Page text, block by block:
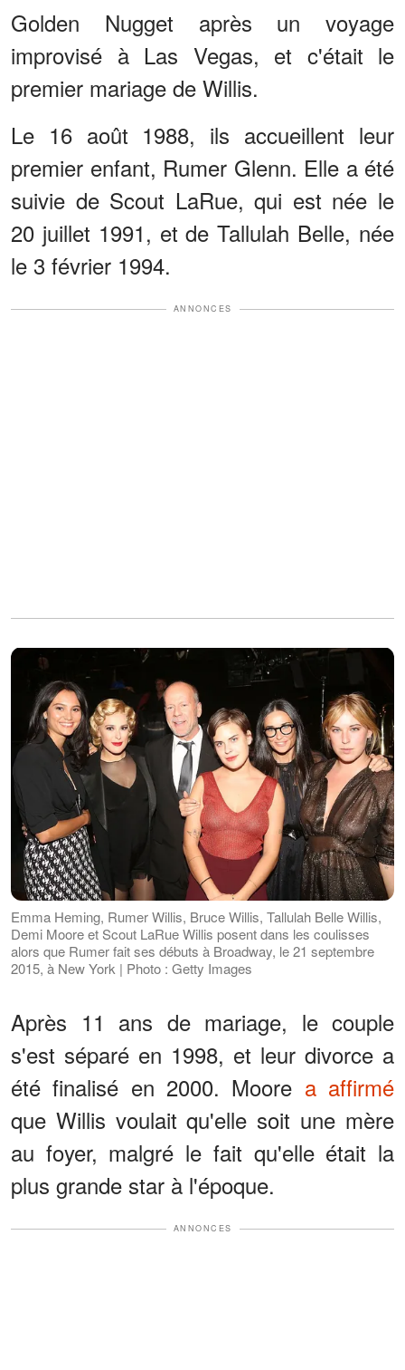
Golden Nugget après un voyage
improvisé à Las Vegas, et c'était le
premier mariage de Willis.
Le 16 août 1988, ils accueillent leur
premier enfant, Rumer Glenn. Elle a été
suivie de Scout LaRue, qui est née le
20 juillet 1991, et de Tallulah Belle, née
le 3 février 1994.
ANNONCES
Emma Heming, Rumer Willis, Bruce Willis, Tallulah Belle Willis,
Demi Moore et Scout LaRue Willis posent dans les coulisses
alors que Rumer fait ses débuts à Broadway, le 21 septembre
2015, à New York | Photo : Getty Images
Après 11 ans de mariage, le couple
s'est séparé en 1998, et leur divorce a
été finalisé en 2000. Moore a affirmé
que Willis voulait qu'elle soit une mère
au foyer, malgré le fait qu'elle était la
plus grande star à l'époque.
ANNONCES